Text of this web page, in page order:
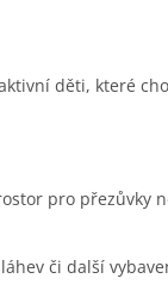
děti, které
pro přezůvky
či další